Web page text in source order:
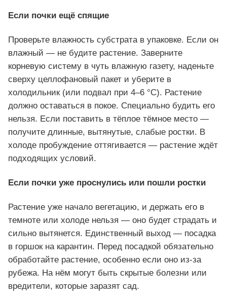
Если почки ещё спящие
Проверьте влажность субстрата в упаковке. Если он
влажный — не будите растение. Заверните
корневую систему в чуть влажную газету, наденьте
сверху целлофановый пакет и уберите в
холодильник (или подвал при 4–6 °C). Растение
должно оставаться в покое. Специально будить его
нельзя. Если поставить в тёплое тёмное место —
получите длинные, вытянутые, слабые ростки. В
холоде пробуждение оттягивается — растение ждёт
подходящих условий.
Если почки уже проснулись или пошли ростки
Растение уже начало вегетацию, и держать его в
темноте или холоде нельзя — оно будет страдать и
сильно вытянется. Единственный выход — посадка
в горшок на карантин. Перед посадкой обязательно
обработайте растение, особенно если оно из-за
рубежа. На нём могут быть скрытые болезни или
вредители, которые заразят сад.